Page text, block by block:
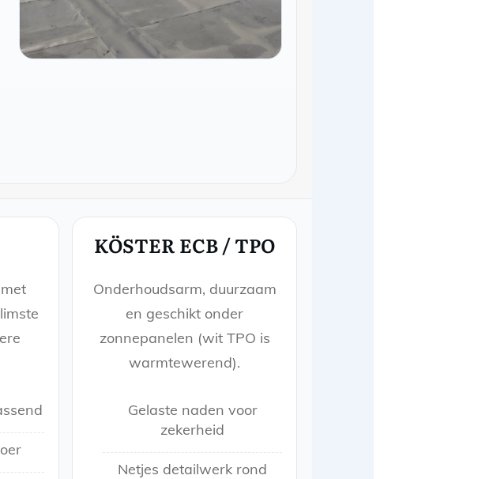
KÖSTER ECB / TPO
Onderhoudsarm, duurzaam
en geschikt onder
zonnepanelen (wit TPO is
warmtewerend).
Gelaste naden voor
zekerheid
Netjes detailwerk rond